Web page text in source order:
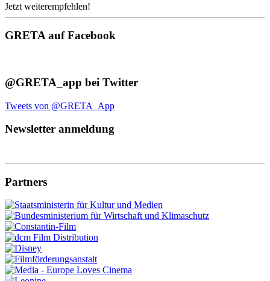
Jetzt weiterempfehlen!
GRETA auf Facebook
@GRETA_app bei Twitter
Tweets von @GRETA_App
Newsletter anmeldung
Partners